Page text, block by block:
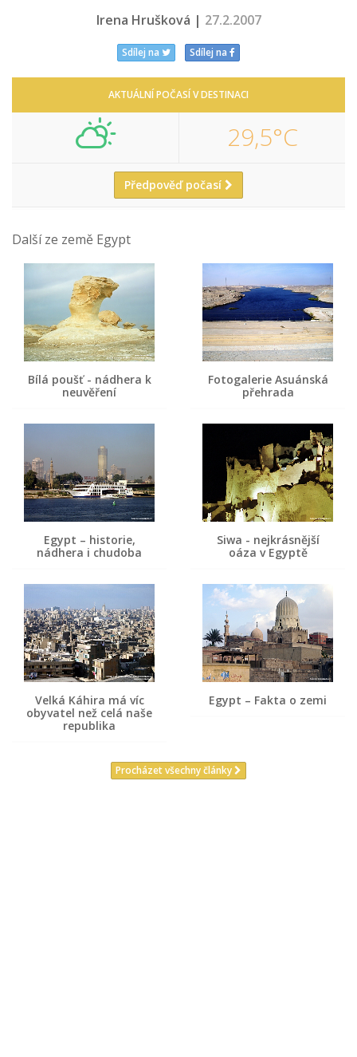
Irena Hrušková | 27.2.2007
Sdílej na Sdílej na
AKTUÁLNÍ POČASÍ V DESTINACI
29,5°C
Předpověď počasí
Další ze země Egypt
Bílá poušť - nádhera k
neuvěření
Fotogalerie Asuánská
přehrada
Egypt – historie,
nádhera i chudoba
Siwa - nejkrásnější
oáza v Egyptě
Velká Káhira má víc
obyvatel než celá naše
republika
Egypt – Fakta o zemi
Procházet všechny články